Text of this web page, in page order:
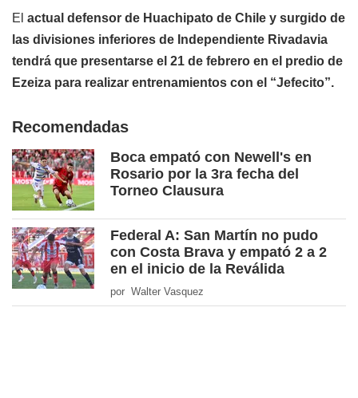
El actual defensor de Huachipato de Chile y surgido de
las divisiones inferiores de Independiente Rivadavia
tendrá que presentarse el 21 de febrero en el predio de
Ezeiza para realizar entrenamientos con el “Jefecito”.
Recomendadas
Boca empató con Newell's en
Rosario por la 3ra fecha del
Torneo Clausura
Federal A: San Martín no pudo
con Costa Brava y empató 2 a 2
en el inicio de la Reválida
por Walter Vasquez